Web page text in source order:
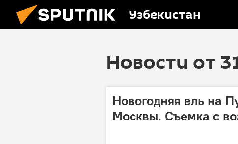
Узбекистан
Новости от
Новогодняя ель на
Москвы. Съемка с